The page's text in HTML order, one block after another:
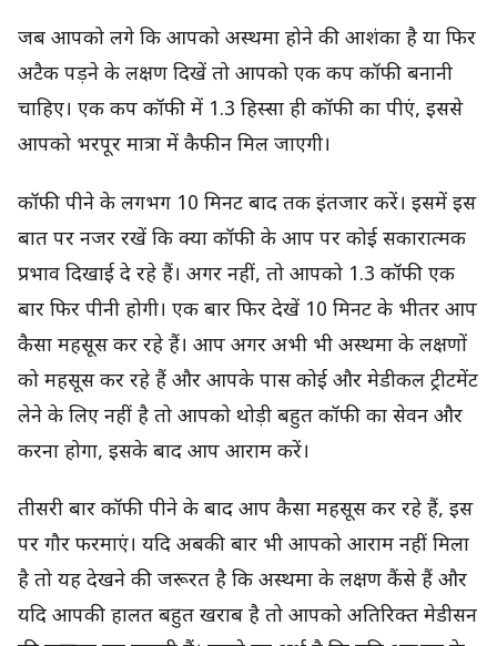
जब आपको लगे कि आपको अस्थमा होने की आशंका है या फिर
अटैक पड़ने के लक्षण दिखें तो आपको एक कप कॉफी बनानी
चाहिए। एक कप कॉफी में 1.3 हिस्सा ही कॉफी का पीएं, इससे
आपको भरपूर मात्रा में कैफीन मिल जाएगी।
कॉफी पीने के लगभग 10 मिनट बाद तक इंतजार करें। इसमें इस
बात पर नजर रखें कि क्या कॉफी के आप पर कोई सकारात्मक
प्रभाव दिखाई दे रहे हैं। अगर नहीं, तो आपको 1.3 कॉफी एक
बार फिर पीनी होगी। एक बार फिर देखें 10 मिनट के भीतर आप
कैसा महसूस कर रहे हैं। आप अगर अभी भी अस्थमा के लक्षणों
को महसूस कर रहे हैं और आपके पास कोई और मेडीकल ट्रीटमेंट
लेने के लिए नहीं है तो आपको थोड़ी बहुत कॉफी का सेवन और
करना होगा, इसके बाद आप आराम करें।
तीसरी बार कॉफी पीने के बाद आप कैसा महसूस कर रहे हैं, इस
पर गौर फरमाएं। यदि अबकी बार भी आपको आराम नहीं मिला
है तो यह देखने की जरूरत है कि अस्थमा के लक्षण कैंसे हैं और
यदि आपकी हालत बहुत खराब है तो आपको अतिरिक्त मेडीसन